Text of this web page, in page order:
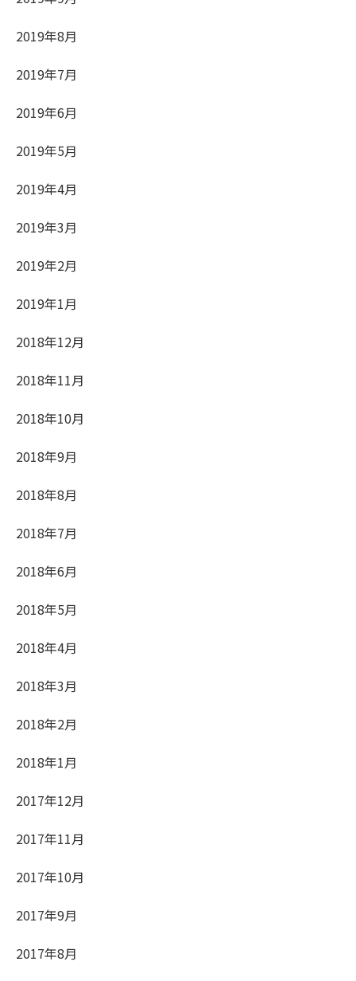
2019年8月
2019年7月
2019年6月
2019年5月
2019年4月
2019年3月
2019年2月
2019年1月
2018年12月
2018年11月
2018年10月
2018年9月
2018年8月
2018年7月
2018年6月
2018年5月
2018年4月
2018年3月
2018年2月
2018年1月
2017年12月
2017年11月
2017年10月
2017年9月
2017年8月